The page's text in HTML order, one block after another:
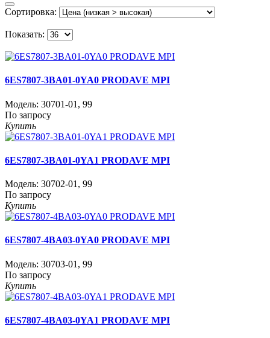
Сортировка:
Показать:
6ES7807-3BA01-0YA0 PRODAVE MPI
Модель: 30701-01 , 99
По запросу
Купить
6ES7807-3BA01-0YA1 PRODAVE MPI
Модель: 30702-01 , 99
По запросу
Купить
6ES7807-4BA03-0YA0 PRODAVE MPI
Модель: 30703-01 , 99
По запросу
Купить
6ES7807-4BA03-0YA1 PRODAVE MPI